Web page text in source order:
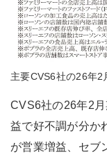
主要CVS6社の26年2
CVS6社の26年2
益で好不調が分か
が営業増益、セブ